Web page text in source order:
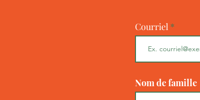
Courriel
Nom de famille